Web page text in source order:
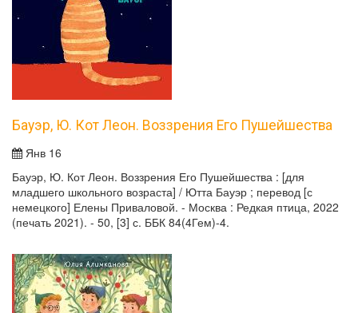
Бауэр, Ю. Кот Леон. Воззрения Его Пушейшества
Янв 16
Бауэр, Ю. Кот Леон. Воззрения Его Пушейшества : [для
младшего школьного возраста] / Ютта Бауэр ; перевод [с
немецкого] Елены Приваловой. - Москва : Редкая птица, 2022
(печать 2021). - 50, [3] с. ББК 84(4Гем)-4.